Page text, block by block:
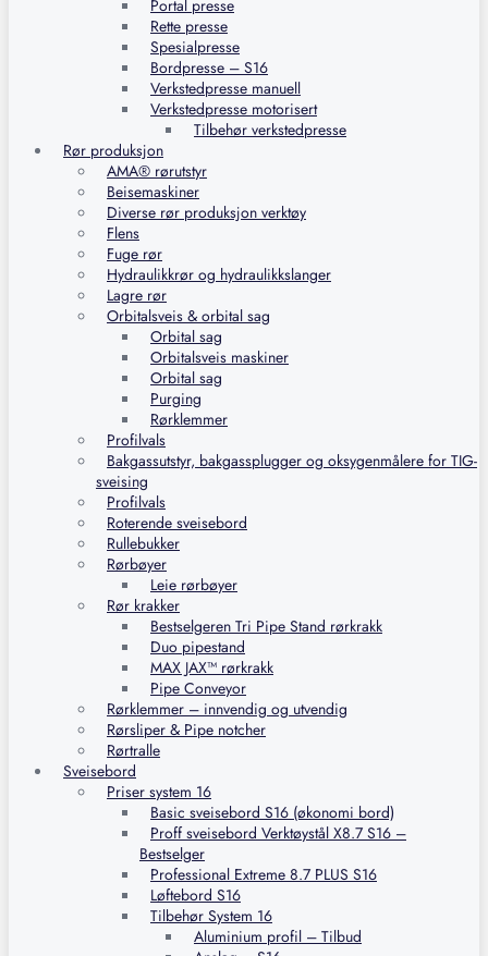
Portal presse
Rette presse
Spesialpresse
Bordpresse – S16
Verkstedpresse manuell
Verkstedpresse motorisert
Tilbehør verkstedpresse
Rør produksjon
AMA® rørutstyr
Beisemaskiner
Diverse rør produksjon verktøy
Flens
Fuge rør
Hydraulikkrør og hydraulikkslanger
Lagre rør
Orbitalsveis & orbital sag
Orbital sag
Orbitalsveis maskiner
Orbital sag
Purging
Rørklemmer
Profilvals
Bakgassutstyr, bakgassplugger og oksygenmålere for TIG-
sveising
Profilvals
Roterende sveisebord
Rullebukker
Rørbøyer
Leie rørbøyer
Rør krakker
Bestselgeren Tri Pipe Stand rørkrakk
Duo pipestand
MAX JAX™ rørkrakk
Pipe Conveyor
Rørklemmer – innvendig og utvendig
Rørsliper & Pipe notcher
Rørtralle
Sveisebord
Priser system 16
Basic sveisebord S16 (økonomi bord)
Proff sveisebord Verktøystål X8.7 S16 –
Bestselger
Professional Extreme 8.7 PLUS S16
Løftebord S16
Tilbehør System 16
Aluminium profil – Tilbud